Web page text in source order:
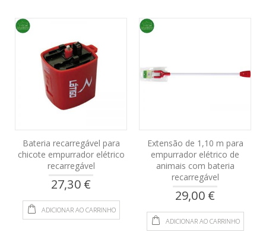
Bateria recarregável para
chicote empurrador elétrico
recarregável
27,30 €
ADICIONAR AO CARRINHO
Extensão de 1,10 m para
empurrador elétrico de
animais com bateria
recarregável
29,00 €
ADICIONAR AO CARRINHO